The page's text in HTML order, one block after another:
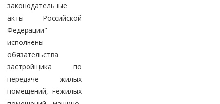
законодательные
акты Российской
Федерации"
исполнены
обязательства
застройщика по
передаче жилых
помещений, нежилых